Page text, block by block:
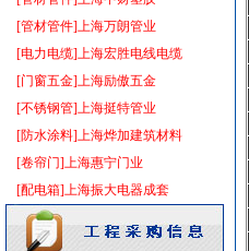
[管材管件]上海万朗管业
[电力电缆]上海宏胜电线电缆
[门窗五金]上海励傲五金
[不锈钢管]上海挺特管业
[防水涂料]上海烨加建筑材料
[卷帘门]上海惠宁门业
[配电箱]上海振大电器成套
消防器材 [采购中]
油漆涂料 [采购中]
仪器仪表 [采购中]
铝合金门窗 [采购中]
线槽线管 [采购中]
照明灯具 [采购中]
阀门组件 [采购中]
及各种防火器材 [采购中]
改性沥青 [采购中]